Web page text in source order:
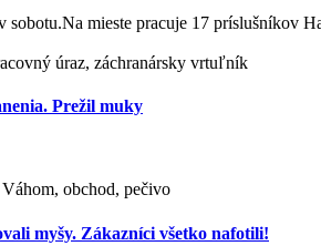
sobotu.Na mieste pracuje 17 príslušníkov
úraz, záchranársky vrtuľník
Prežil muky
obchod, pečivo
myšy. Zákazníci všetko nafotili!